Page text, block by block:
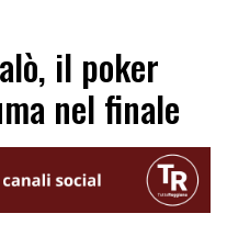
il poker
nel finale